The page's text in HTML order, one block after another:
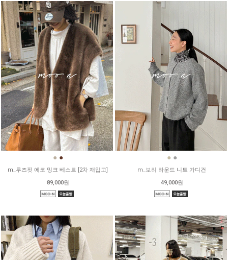
● ●
m_루즈핏 에코 밍크 베스트 [2차 재입고]
89,000원
● ●
m_보리 라운드 니트 가디건
49,000원